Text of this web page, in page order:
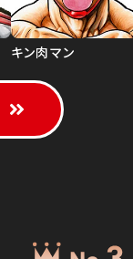
キン肉マン